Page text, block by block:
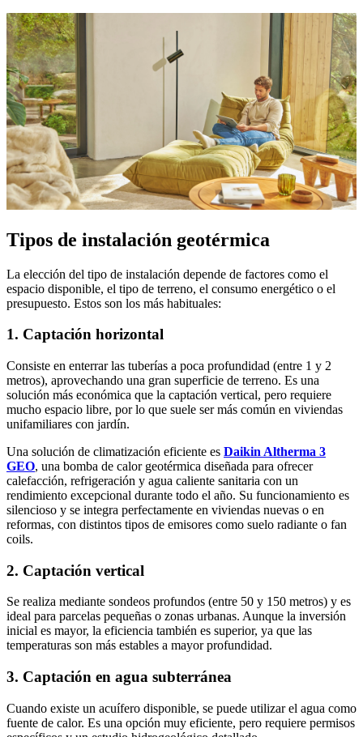
Tipos de instalación geotérmica
La elección del tipo de instalación depende de factores como el
espacio disponible, el tipo de terreno, el consumo energético o el
presupuesto. Estos son los más habituales:
1. Captación horizontal
Consiste en enterrar las tuberías a poca profundidad (entre 1 y 2
metros), aprovechando una gran superficie de terreno. Es una
solución más económica que la captación vertical, pero requiere
mucho espacio libre, por lo que suele ser más común en viviendas
unifamiliares con jardín.
Una solución de climatización eficiente es Daikin Altherma 3
GEO, una bomba de calor geotérmica diseñada para ofrecer
calefacción, refrigeración y agua caliente sanitaria con un
rendimiento excepcional durante todo el año. Su funcionamiento es
silencioso y se integra perfectamente en viviendas nuevas o en
reformas, con distintos tipos de emisores como suelo radiante o fan
coils.
2. Captación vertical
Se realiza mediante sondeos profundos (entre 50 y 150 metros) y es
ideal para parcelas pequeñas o zonas urbanas. Aunque la inversión
inicial es mayor, la eficiencia también es superior, ya que las
temperaturas son más estables a mayor profundidad.
3. Captación en agua subterránea
Cuando existe un acuífero disponible, se puede utilizar el agua como
fuente de calor. Es una opción muy eficiente, pero requiere permisos